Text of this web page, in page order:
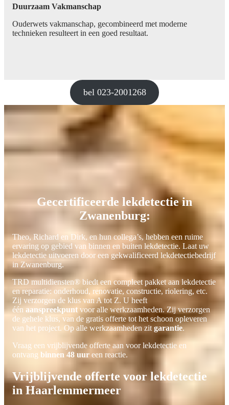
Duurzaam Vakmanschap
Ouderwets vakmanschap, gecombineerd met moderne
technieken resulteert in een goed resultaat.
bel 023-2001268
Gecertificeerde lekdetectie in
Zwanenburg:
Theo, Richard en Dirk, en hun collega’s, hebben een ruime
ervaring op gebied van binnen en buiten lekdetectie. Laat uw
lekdetectie uitvoeren door een gekwalificeerd lekdetectiebedrijf
in Zwanenburg.
TRD multidiensten® biedt een compleet pakket aan lekdetectie
en reparatie: onderhoud, renovatie, constructie, riolering, etc.
Zij verzorgen de klus van A tot Z. U heeft
één aanspreekpunt voor alle werkzaamheden. Zij verzorgen
de gehele klus, van de gratis offerte tot het schoon opleveren
van het project. Op alle werkzaamheden zitgarantie.
Vraag een vrijblijvende offerte aan voor lekdetectie en
ontvang binnen 48 uur een reactie.
Vrijblijvende offerte voor lekdetectie
in Haarlemmermeer